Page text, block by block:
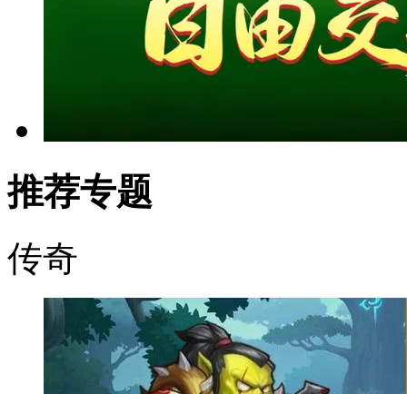
推荐专题
传奇